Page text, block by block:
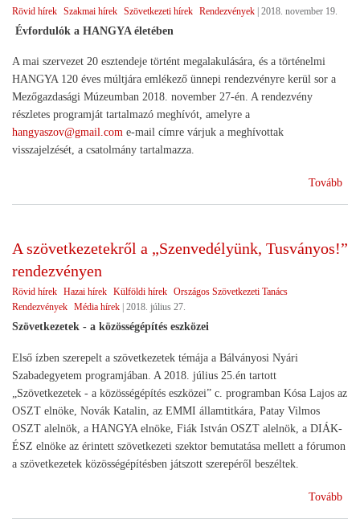
Rövid hírek Szakmai hírek Szövetkezeti hírek Rendezvények | 2018. november 19.
Évfordulók a HANGYA életében
A mai szervezet 20 esztendeje történt megalakulására, és a történelmi
HANGYA 120 éves múltjára emlékező ünnepi rendezvényre kerül sor a
Mezőgazdasági Múzeumban 2018. november 27-én. A rendezvény
részletes programját tartalmazó meghívót, amelyre a
hangyaszov@gmail.com e-mail címre várjuk a meghívottak
visszajelzését, a csatolmány tartalmazza.
Tovább
A szövetkezetekről a „Szenvedélyünk, Tusványos!”
rendezvényen
Rövid hírek Hazai hírek Külföldi hírek Országos Szövetkezeti Tanács
Rendezvények Média hírek 2018. július 27.
Szövetkezetek - a közösségépítés eszközei
Első ízben szerepelt a szövetkezetek témája a Bálványosi Nyári
Szabadegyetem programjában. A 2018. július 25.én tartott
„Szövetkezetek - a közösségépítés eszközei” c. programban Kósa Lajos az
OSZT elnöke, Novák Katalin, az EMMI államtitkára, Patay Vilmos
OSZT alelnök, a HANGYA elnöke, Fiák István OSZT alelnök, a DIÁK-
ÉSZ elnöke az érintett szövetkezeti szektor bemutatása mellett a fórumon
a szövetkezetek közösségépítésben játszott szerepéről beszéltek.
Tovább